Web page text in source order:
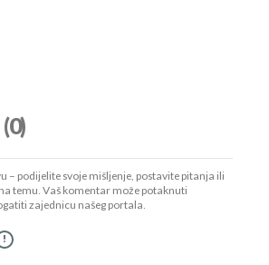
(0)
– podijelite svoje mišljenje, postavite pitanja ili
temu. Vaš komentar može potaknuti
zajednicu našeg portala.
!